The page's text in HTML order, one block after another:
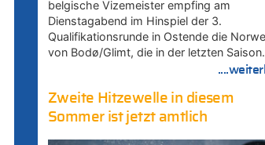
belgische Vizemeister empfing am
Dienstagabend im Hinspiel der 3.
Qualifikationsrunde in Ostende die
von Bodø/Glimt, die in der letzten
Zweite Hitzewelle in diesem
Sommer ist jetzt amtlich